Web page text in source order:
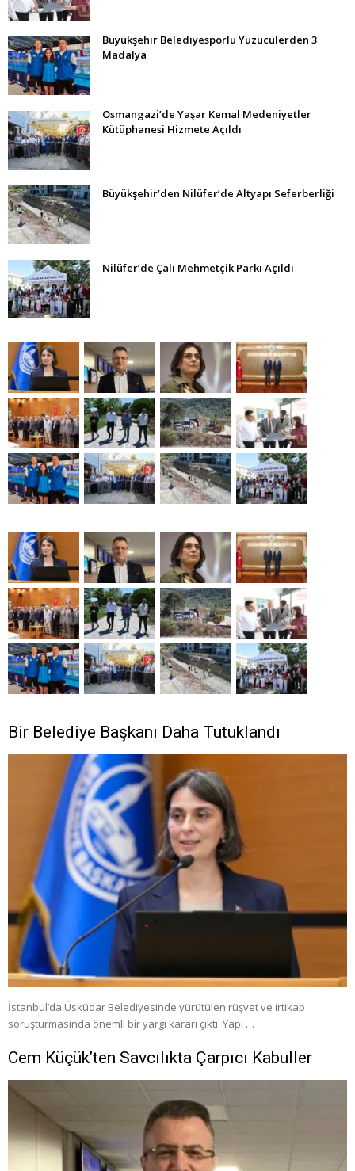
Büyükşehir Belediyesporlu Yüzücülerden 3
Madalya
Osmangazi’de Yaşar Kemal Medeniyetler
Kütüphanesi Hizmete Açıldı
Büyükşehir’den Nilüfer’de Altyapı Seferberliği
Nilüfer’de Çalı Mehmetçik Parkı Açıldı
Bir Belediye Başkanı Daha Tutuklandı
İstanbul’da Üsküdar Belediyesinde yürütülen rüşvet ve irtikap
soruşturmasında önemli bir yargı kararı çıktı. Yapı …
Cem Küçük’ten Savcılıkta Çarpıcı Kabuller